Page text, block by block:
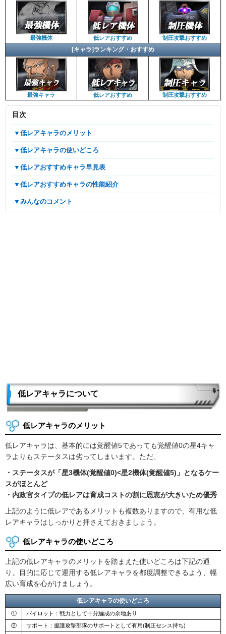
最強機体 低レアおすすめ 制圧攻撃おすすめ
[キャラ]ランキング・おすすめ
最強キャラ 低レアおすすめ 制圧攻撃おすすめ
目次
▼低レアキャラのメリット
▼低レアキャラの使いどころ
▼低レアおすすめキャラ早見表
▼低レアおすすめキャラの性能紹介
▼みんなのコメント
低レアキャラについて
低レアキャラのメリット
低レアキャラは、基本的には覚醒値5であっても覚醒値0の星4キャ
ラよりもステータスは劣ってしまいます。ただ、
・ステータスが「星3機体(覚醒値0)<星2機体(覚醒値5)」となるケー
スがほとんど
・内政官タイプの低レアは育成コストの割に恩恵が大きいため優秀
上記のように低レアであるメリットも複数ありますので、有用な低
レアキャラはしっかりと押さえておきましょう。
低レアキャラの使いどころ
上記の低レアキャラのメリットを踏まえた使いどころは下記の通
り。目的に応じて運用する低レアキャラを都度調整できるよう、幅
広い育成を心がけましょう。
低レアキャラの使いどころ
①
パイロット：戦力として十分編成の余地あり
②
サポート：援護攻撃部隊のサポートとして有用(制圧センス持ち)